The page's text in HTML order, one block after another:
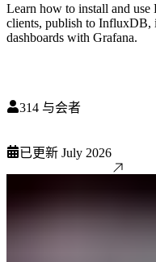
Learn how to install and
clients, publish to InfluxDB,
dashboards with Grafana.
314 与会者
已更新 July 2026